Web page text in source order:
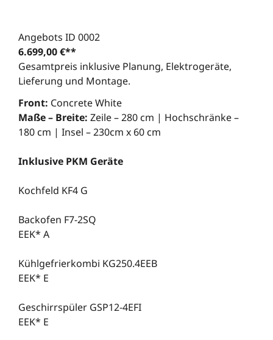
Angebots ID 0002
6.699,00 €**
Gesamtpreis inklusive Planung, Elektrogeräte,
Lieferung und Montage.
Front: Concrete White
Maße – Breite: Zeile – 280 cm | Hochschränke –
180 cm | Insel – 230cm x 60 cm
Inklusive PKM Geräte
Kochfeld KF4 G
Backofen F7-2SQ
EEK* A
Kühlgefrierkombi KG250.4EEB
EEK* E
Geschirrspüler GSP12-4EFI
EEK* E